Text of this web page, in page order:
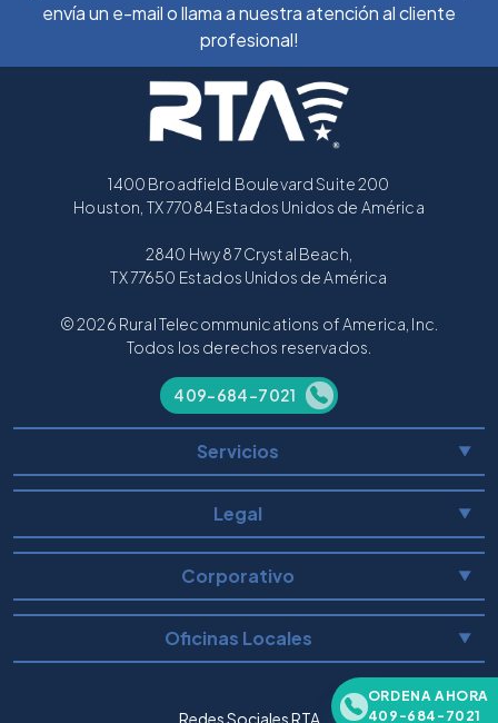
ORDENA AHORA
409-684-7021
envía un e-mail o llama a nuestra atención al cliente
profesional!
1400 Broadfield Boulevard Suite 200
Houston, TX 77084 Estados Unidos de América
2840 Hwy 87 Crystal Beach,
TX 77650 Estados Unidos de América
© 2026 Rural Telecommunications of America, Inc.
Todos los derechos reservados.
409-684-7021
Servicios ▼
Legal ▼
Corporativo ▼
Oficinas Locales ▼
Redes Sociales RTA